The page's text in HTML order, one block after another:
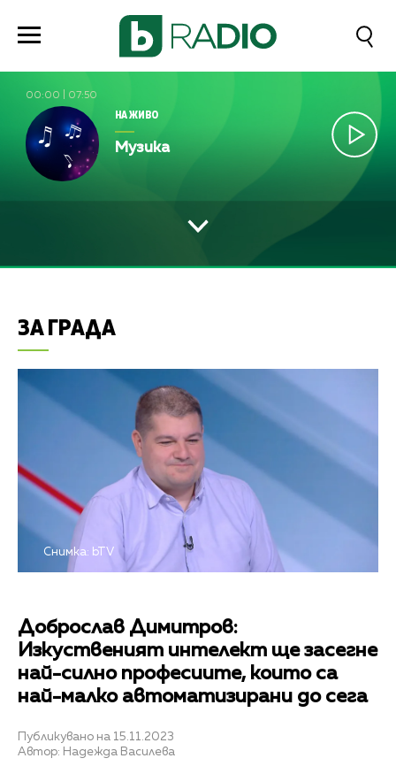
00:00 07:50
НА ЖИВО
Музика
ЗА ГРАДА
Снимка: bTV
Доброслав Димитров:
Изкуственият интелект ще засегне
най-силно професиите, които са
най-малко автоматизирани до сега
Публикувано на 15.11.2023
Автор: Надежда Василева